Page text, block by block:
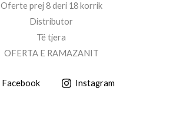
Oferte prej 8 deri 18 korrik
Distributor
Të tjera
OFERTA E RAMAZANIT
Facebook Instagram